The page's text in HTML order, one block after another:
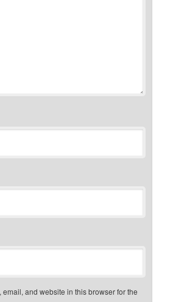
email, and website in this browser for the